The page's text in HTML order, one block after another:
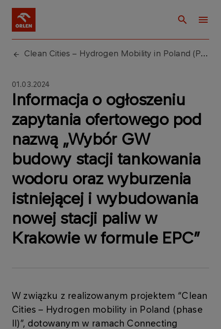
Clean Cities – Hydrogen Mobility in Poland (Phase II)
01.03.2024
Informacja o ogłoszeniu
zapytania ofertowego pod
nazwą „Wybór GW
budowy stacji tankowania
wodoru oraz wyburzenia
istniejącej i wybudowania
nowej stacji paliw w
Krakowie w formule EPC”
W związku z realizowanym projektem “Clean
Cities – Hydrogen mobility in Poland (phase
II)”, dotowanym w ramach Connecting